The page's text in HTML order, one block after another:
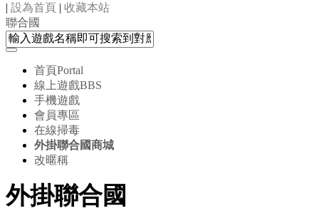
| 設為首頁 | 收藏本站
聯合國
首頁Portal
線上遊戲BBS
手機遊戲
會員專區
在線掃毒
外掛聯合國商城
改暱稱
外掛聯合國